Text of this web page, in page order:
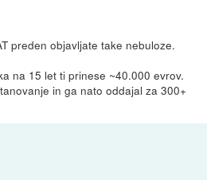
preden objavljate take nebuloze.
na 15 let ti prinese ~40.000 evrov.
in ga nato oddajal za 300+